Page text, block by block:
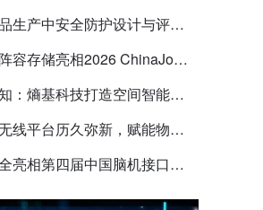
开启安防运营智能新时代
生产中安全防护设计与评估
探讨
容存储亮相2026 ChinaJo
数据底座赋能“与AI同游”新
：熵基科技打造空间智能时
中枢
线平台历久弥新，赋能物联
代
亮相第四届中国脑机接口大
全脑机接口技术赢行业顶级